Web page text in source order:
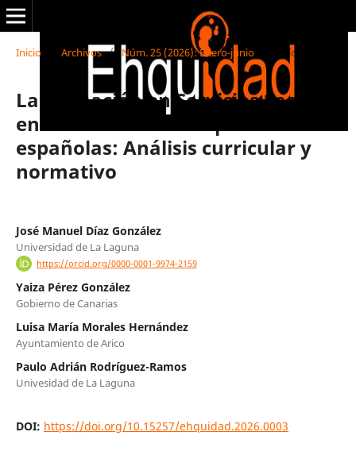
Inicio Archivos / Núm. 25 (2026): Enero-junio Artículos
La formación en Servicios Sociales
en las universidades públicas
españolas: Análisis curricular y
normativo
José Manuel Díaz González
Universidad de La Laguna
https://orcid.org/0000-0001-9974-2159
Yaiza Pérez González
Gobierno de Canarias
Luisa María Morales Hernández
Ayuntamiento de Arico
Paulo Adrián Rodríguez-Ramos
Univesidad de La Laguna
DOI: https://doi.org/10.15257/ehquidad.2026.0003